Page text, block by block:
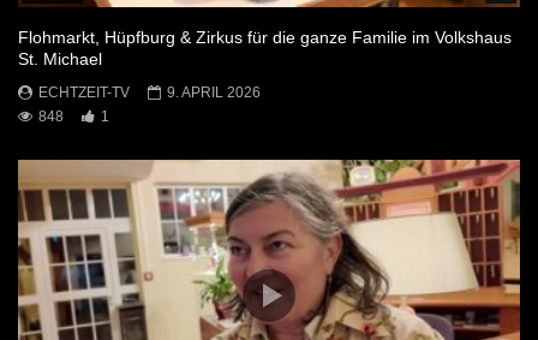
Flohmarkt, Hüpfburg & Zirkus für die ganze Familie im Volkshaus
St. Michael
ECHTZEIT-TV
9. APRIL 2026
848
1